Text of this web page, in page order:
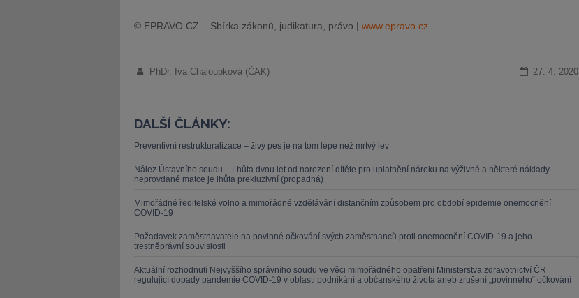
© EPRAVO.CZ – Sbírka zákonů, judikatura, právo | www.epravo.cz
PhDr. Iva Chaloupková (ČAK) 27. 4. 2020
DALŠÍ ČLÁNKY:
Preventivní restrukturalizace – živý pes je na tom lépe než mrtvý lev
Nález Ústavního soudu – Lhůta dvou let od narození dítěte pro uplatnění nároku na výživné a některé náklady
neprovdané matce je lhůta prekluzivní (propadná)
Mimořádné ředitelské volno a mimořádné vzdělávání distančním způsobem pro období epidemie onemocnění
COVID-19
Požadavek zaměstnavatele na povinné očkování svých zaměstnanců proti onemocnění COVID-19 a jeho
trestněprávní souvislosti
Aktuální rozhodnutí Nejvyššího správního soudu ve věci mimořádného opatření Ministerstva zdravotnictví ČR
regulující dopady pandemie COVID-19 v oblasti podnikání a občanského života aneb zrušení „povinného“ očkování